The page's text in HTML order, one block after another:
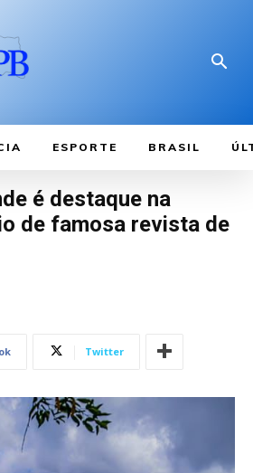
ESPORTE BRASIL
é destaque na
de famosa revista de
Twitter